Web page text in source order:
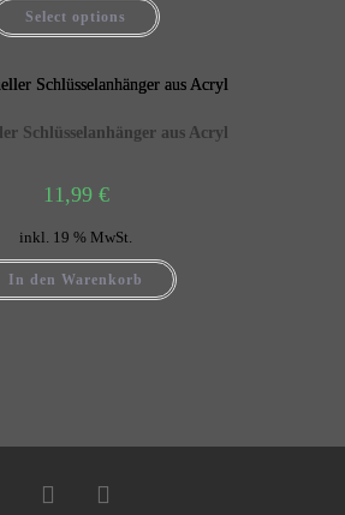
Select options
Schlüsselanhänger aus Acryl
11,99 €
inkl. 19 % MwSt.
In den Warenkorb